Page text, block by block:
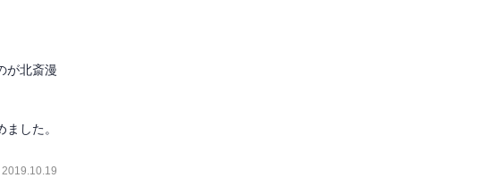
が北斎漫
した。
2019.10.19